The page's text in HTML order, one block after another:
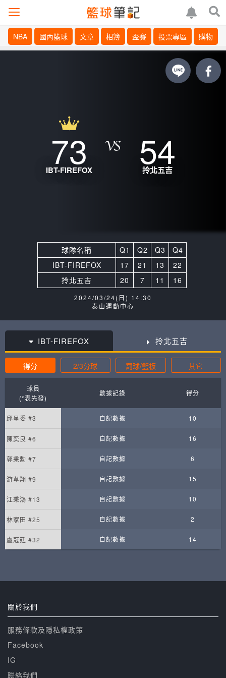
NBA 國內籃球 文章 相簿 盃賽 投票專區 購物
73
IBT-FIREFOX 54
拎北五吉
球隊名稱 Q1 Q2 Q3
Q4
IBT-FIREFOX
17 21 13
22
拎北五吉
20 7 11 16
2024/03/24(日) 14:30
泰山運動中心
IBT-FIREFOX 拎北五吉
得分 2/3分球 罰球/籃板 其它
球員
(*表先發)
數據記錄 得分
邱呈委 #3 自記數據 10
陳奕良 #6 自記數據 16
郭秉勳 #7 自記數據 6
游韋翔 #9 自記數據 15
江秉鴻 #13 自記數據 10
林家田 #25 自記數據 2
盧冠廷 #32 自記數據 14
關於我們
服務條款及隱私權政策
Facebook
IG
聯絡我們